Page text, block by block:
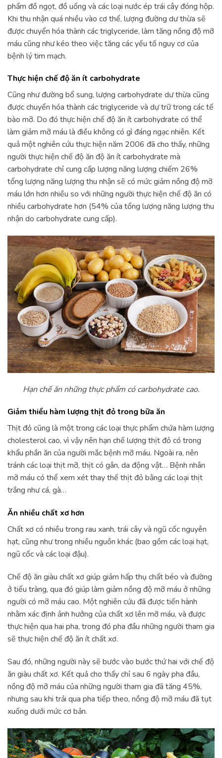
phẩm đồ ngọt, đồ uống và các loại nước ép trái cây đóng hộp.
Khi thu nhận quá nhiều vào cơ thể, lượng đường dư thừa sẽ
được chuyển hóa thành các triglyceride, làm tăng nồng độ mỡ
máu cũng như kéo theo việc tăng các yếu tố nguy cơ của
bệnh lý tim mạch.
Thực hiện chế độ ăn ít carbohydrate
Cũng như đường bổ sung, lượng carbohydrate dư thừa cũng
được chuyển hóa thành các triglyceride và dự trữ trong các tế
bào mỡ. Do đó thực hiện chế độ ăn ít carbohydrate có thể
làm giảm mỡ máu là điều không có gì đáng ngạc nhiên. Kết
quả một nghiên cứu thực hiện năm 2006 đã cho thấy, những
người thực hiện chế độ ăn độ ăn ít carbohydrate mà
carbohydrate chỉ cung cấp lượng năng lượng chiếm 26%
tổng lượng năng lượng thu nhận sẽ có mức giảm nồng độ mỡ
máu lớn hơn nhiều so với những người thực hiện chế độ ăn có
nhiều carbohydrate hơn (54% của tổng lượng năng lượng thu
nhận do carbohydrate cung cấp).
Hạn chế ăn những thực phẩm có carbohydrate cao.
Giảm thiểu hàm lượng thịt đỏ trong bữa ăn
Thịt đỏ cũng là một trong các loại thực phẩm chứa hàm lượng
cholesterol cao, vì vậy nên hạn chế lượng thịt đỏ có trong
khẩu phần ăn của người mắc bệnh mỡ máu. Ngoài ra, nên
tránh các loại thịt mỡ, thịt có gân, da động vật… Bệnh nhân
mỡ máu có thể xem xét thay thế thịt đỏ bằng các loại thịt
trắng như cá, gà…
Ăn nhiều chất xơ hơn
Chất xơ có nhiều trong rau xanh, trái cây và ngũ cốc nguyên
hạt, cũng như trong nhiều nguồn khác (bao gồm các loại hạt,
ngũ cốc và các loại đậu).
Chế độ ăn giàu chất xơ giúp giảm hấp thụ chất béo và đường
ở tiểu tràng, qua đó giúp làm giảm nồng độ mỡ máu ở những
người có mỡ máu cao. Một nghiên cứu đã được tiến hành
nhằm xác định ảnh hưởng của chất xơ lên mỡ máu, và được
thực hiện qua hai pha, trong đó pha đầu những người tham gia
sẽ thực hiện chế độ ăn ít chất xơ.
Sau đó, những người này sẽ bước vào bước thứ hai với chế độ
ăn giàu chất xơ. Kết quả cho thấy chỉ sau 6 ngày pha đầu,
nồng độ mỡ máu của những người tham gia đã tăng 45%,
nhưng sau khi trải qua pha tiếp theo, nồng độ mỡ máu đã tụt
xuống dưới mức cơ bản.